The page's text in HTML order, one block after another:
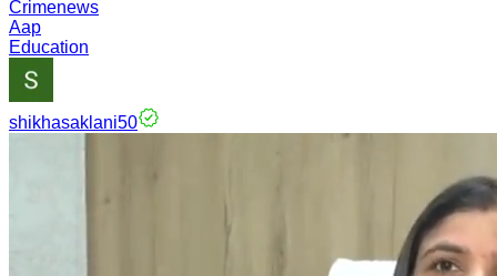
Crimenews
Aap
Education
shikhasaklani50